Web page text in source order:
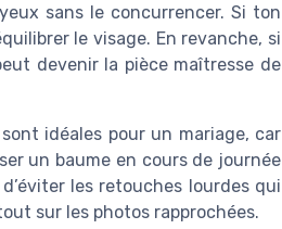
sans le concurrencer. Si ton
le visage. En revanche, si
devenir la pièce maîtresse de
idéales pour un mariage, car
un baume en cours de journée
les retouches lourdes qui
sur les photos rapprochées.